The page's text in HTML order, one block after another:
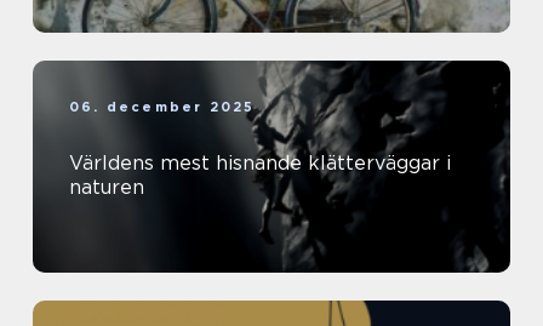
06. december 2025
Världens mest hisnande klätterväggar i
naturen